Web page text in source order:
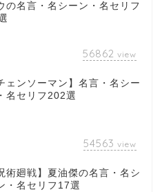
の名言・名シーン・名セリフ
56862 view
ェンソーマン】名言・名シー
名セリフ202選
54563 view
術廻戦】夏油傑の名言・名シ
・名セリフ17選